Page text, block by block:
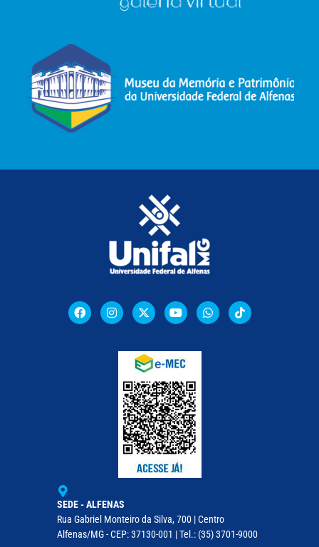
SEDE - ALFENAS
Rua Gabriel Monteiro da Silva, 700 | Centro
Alfenas/MG - CEP: 37130-001 | Tel.: (35) 3701-9000